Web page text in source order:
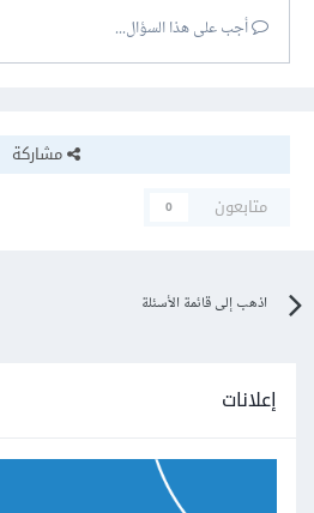
أجب على هذا السؤال...
مشاركة
متابعون
0
اذهب إلى قائمة الأسئلة
إعلانات